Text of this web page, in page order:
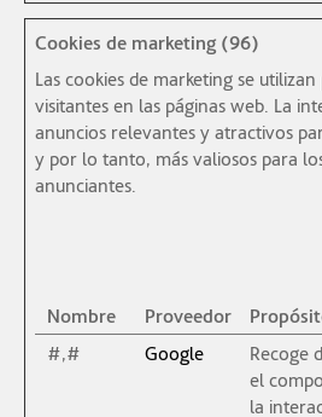
Cookies de marketing (96)
Las cookies de marketing se
visitantes en las páginas web. La
anuncios relevantes y atractivos
y por lo tanto, más valiosos para
anunciantes.
Nombre Proveedor
#,#
Google
Recoge
el
la